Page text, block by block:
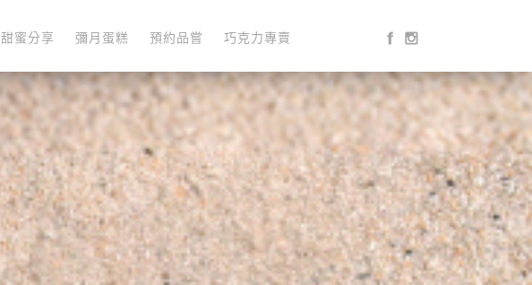
甜蜜分享 彌月蛋糕 預約品嘗 巧克力專賣